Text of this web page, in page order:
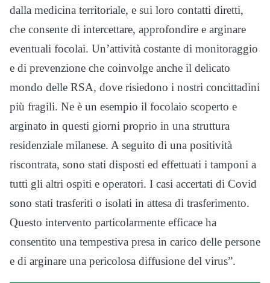
dalla medicina territoriale, e sui loro contatti diretti,
che consente di intercettare, approfondire e arginare
eventuali focolai. Un’attività costante di monitoraggio
e di prevenzione che coinvolge anche il delicato
mondo delle RSA, dove risiedono i nostri concittadini
più fragili. Ne è un esempio il focolaio scoperto e
arginato in questi giorni proprio in una struttura
residenziale milanese. A seguito di una positività
riscontrata, sono stati disposti ed effettuati i tamponi a
tutti gli altri ospiti e operatori. I casi accertati di Covid
sono stati trasferiti o isolati in attesa di trasferimento.
Questo intervento particolarmente efficace ha
consentito una tempestiva presa in carico delle persone
e di arginare una pericolosa diffusione del virus”.